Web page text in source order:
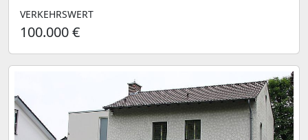
VERKEHRSWERT
100.000 €